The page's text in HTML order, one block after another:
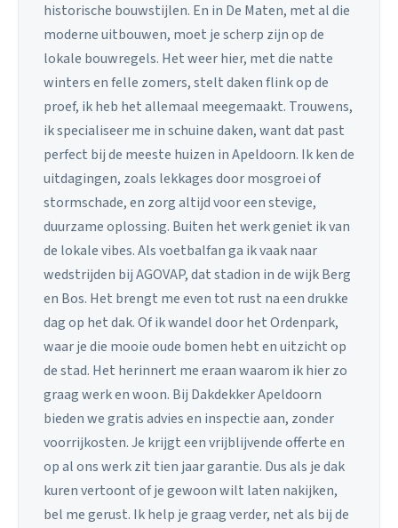
historische bouwstijlen. En in De Maten, met al die
moderne uitbouwen, moet je scherp zijn op de
lokale bouwregels. Het weer hier, met die natte
winters en felle zomers, stelt daken flink op de
proef, ik heb het allemaal meegemaakt. Trouwens,
ik specialiseer me in schuine daken, want dat past
perfect bij de meeste huizen in Apeldoorn. Ik ken de
uitdagingen, zoals lekkages door mosgroei of
stormschade, en zorg altijd voor een stevige,
duurzame oplossing. Buiten het werk geniet ik van
de lokale vibes. Als voetbalfan ga ik vaak naar
wedstrijden bij AGOVAP, dat stadion in de wijk Berg
en Bos. Het brengt me even tot rust na een drukke
dag op het dak. Of ik wandel door het Ordenpark,
waar je die mooie oude bomen hebt en uitzicht op
de stad. Het herinnert me eraan waarom ik hier zo
graag werk en woon. Bij Dakdekker Apeldoorn
bieden we gratis advies en inspectie aan, zonder
voorrijkosten. Je krijgt een vrijblijvende offerte en
op al ons werk zit tien jaar garantie. Dus als je dak
kuren vertoont of je gewoon wilt laten nakijken,
bel me gerust. Ik help je graag verder, net als bij de